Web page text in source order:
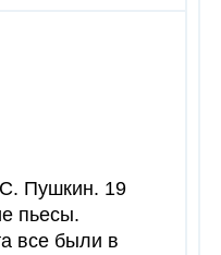
Пушкин. 19
пьесы.
все были в